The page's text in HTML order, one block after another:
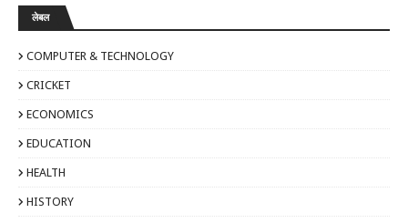
लेबल
COMPUTER & TECHNOLOGY
CRICKET
ECONOMICS
EDUCATION
HEALTH
HISTORY